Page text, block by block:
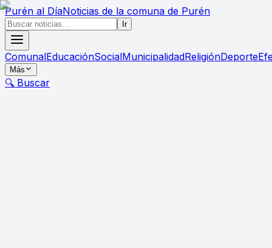
Purén al DíaNoticias de la comuna de Purén
Ir
ComunalEducaciónSocialMunicipalidadReligiónDeporte
Más
🔍 Buscar